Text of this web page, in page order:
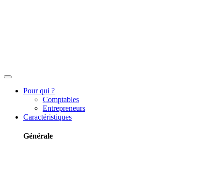
Pour qui ?
Comptables
Entrepreneurs
Caractéristiques
Générale